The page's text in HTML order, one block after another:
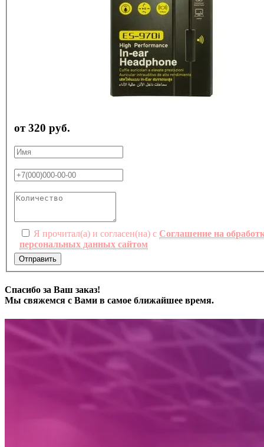
от 320 руб.
Я прочитал(а) и согласен(на) с Соглашение на
персональных данных сайтом
Отправить
Спасибо за Ваш заказ!
Мы свяжемся с Вами в самое ближайшее время.